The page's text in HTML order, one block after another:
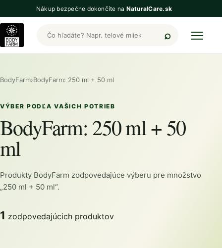
Nákup bezpečne dokončíte na NaturalCare.sk
Hľadať produkty BodyFarm
BodyFarm›BodyFarm: 250 ml + 50 ml
VÝBER PODĽA VAŠICH POTRIEB
BodyFarm: 250 ml + 50
ml
Produkty BodyFarm zodpovedajúce výberu pre množstvo
„250 ml + 50 ml“.
1 zodpovedajúcich produktov